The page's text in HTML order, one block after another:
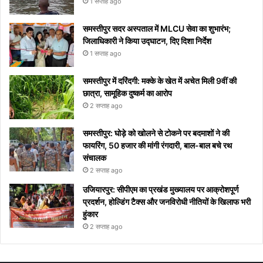
समस्तीपुर सदर अस्पताल में MLCU सेवा का शुभारंभ;
जिलाधिकारी ने किया उद्घाटन, दिए दिशा निर्देश
1 सप्ताह ago
समस्तीपुर में दरिंदगी: मक्के के खेत में अचेत मिली 9वीं की
छात्रा, सामूहिक दुष्कर्म का आरोप
2 सप्ताह ago
समस्तीपुर: घोड़े को खोलने से टोकने पर बदमाशों ने की
फायरिंग, 50 हजार की मांगी रंगदारी, बाल-बाल बचे रथ
संचालक
2 सप्ताह ago
उजियारपुर: सीपीएम का प्रखंड मुख्यालय पर आक्रोशपूर्ण
प्रदर्शन, होल्डिंग टैक्स और जनविरोधी नीतियों के खिलाफ भरी
हुंकार
2 सप्ताह ago